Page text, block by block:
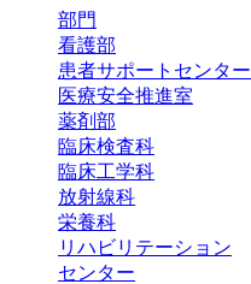
部門
看護部
患者サポートセンター
医療安全推進室
薬剤部
臨床検査科
臨床工学科
放射線科
栄養科
リハビリテーション
センター